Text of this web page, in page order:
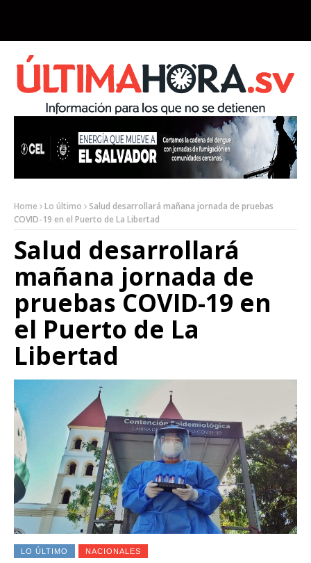
Home Lo último
Salud desarrollará mañana jornada de pruebas
COVID-19 en el Puerto de La Libertad
Salud desarrollará
mañana jornada de
pruebas COVID-19 en
el Puerto de La
Libertad
LO ÚLTIMO NACIONALES